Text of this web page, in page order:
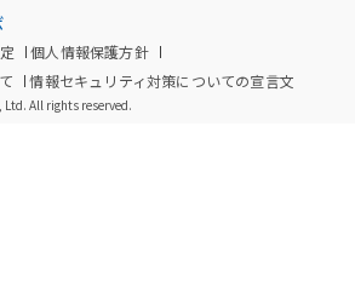
個人情報保護方針
情報セキュリティ対策についての宣言文
All rights reserved.